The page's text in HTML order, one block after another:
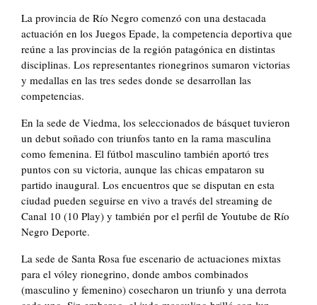
La provincia de Río Negro comenzó con una destacada
actuación en los Juegos Epade, la competencia deportiva que
reúne a las provincias de la región patagónica en distintas
disciplinas. Los representantes rionegrinos sumaron victorias
y medallas en las tres sedes donde se desarrollan las
competencias.
En la sede de Viedma, los seleccionados de básquet tuvieron
un debut soñado con triunfos tanto en la rama masculina
como femenina. El fútbol masculino también aportó tres
puntos con su victoria, aunque las chicas empataron su
partido inaugural. Los encuentros que se disputan en esta
ciudad pueden seguirse en vivo a través del streaming de
Canal 10 (10 Play) y también por el perfil de Youtube de Río
Negro Deporte.
La sede de Santa Rosa fue escenario de actuaciones mixtas
para el vóley rionegrino, donde ambos combinados
(masculino y femenino) cosecharon un triunfo y una derrota